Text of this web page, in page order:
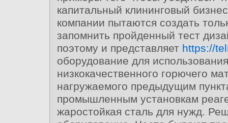
капитальный клининговый
компании пытаются создать
запомнить пройденный тест
поэтому и представляет https://
оборудование для использования
низкокачественного горючего
нагружаемого предыдущим
промышленным установкам
жаростойкая сталь для нужд.